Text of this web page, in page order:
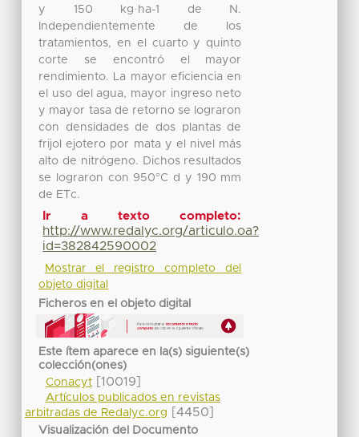
y 150 kg·ha-1 de N.
Independientemente de los
tratamientos, en el cuarto y quinto
corte se encontró el mayor
rendimiento. La mayor eficiencia en
el uso del agua, mayor ingreso neto
y mayor tasa de retorno se lograron
con densidades de dos plantas de
frijol ejotero por mata y el nivel más
alto de nitrógeno. Dichos resultados
se lograron con 950°C d y 190 mm
de ETc.
Ir a texto completo:
http://www.redalyc.org/articulo.oa?
id=382842590002
Mostrar el registro completo del
objeto digital
Ficheros en el objeto digital
Este ítem aparece en la(s) siguiente(s)
colección(ones)
Conacyt[10019]
Artículos publicados en revistas
arbitradas de Redalyc.org
[4450]
Visualización del Documento